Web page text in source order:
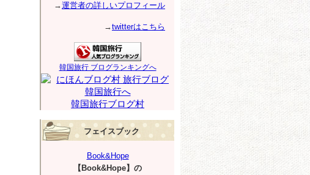
→運営者の詳しいプロフィール
→twitterはこちら
韓国旅行 ブログランキングへ
韓国旅行ブログ村
フェイスブック
Book&Hope
【Book&Hope】の